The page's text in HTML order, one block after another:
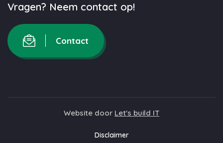
Vragen? Neem contact op!
Contact
Website door Let's build IT
Disclaimer